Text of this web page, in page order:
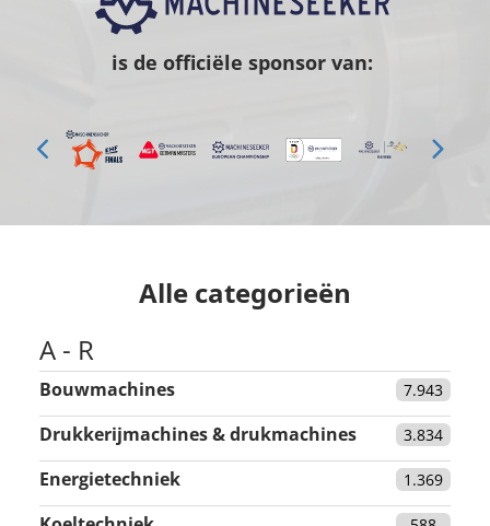
is de officiële sponsor van:
Alle categorieën
A - R
Bouwmachines 7.943
Drukkerijmachines & drukmachines 3.834
Energietechniek 1.369